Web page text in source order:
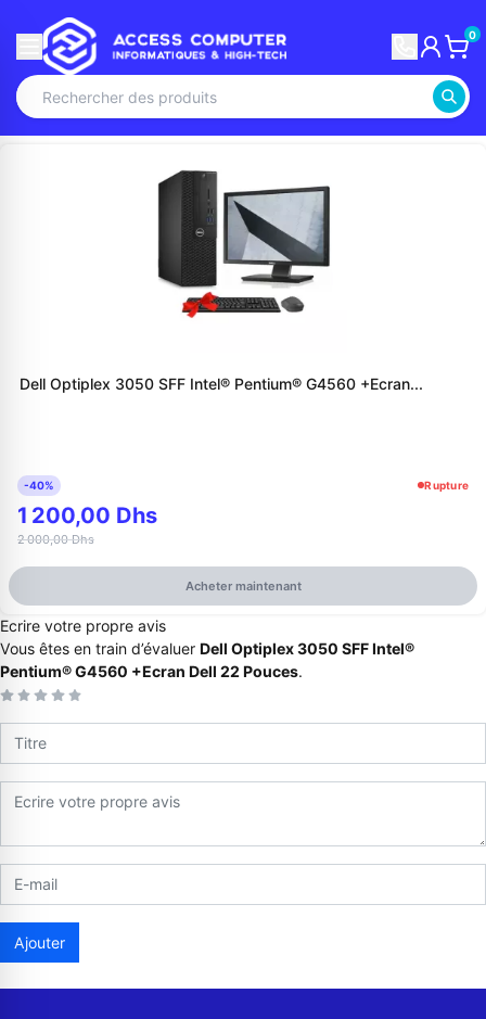
0
Appelez-nous au
06 37 08 07 06
Dell Optiplex 3050 SFF Intel® Pentium® G4560 +Ecran...
-40% Rupture
1 200,00 Dhs
2 000,00 Dhs
Acheter maintenant
Ecrire votre propre avis
Vous êtes en train d’évaluer Dell Optiplex 3050 SFF Intel®
Pentium® G4560 +Ecran Dell 22 Pouces.
Ajouter